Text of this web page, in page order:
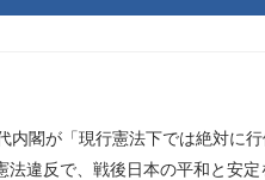
内閣が「現行憲法下では絶対に行
違反で、戦後日本の平和と安定